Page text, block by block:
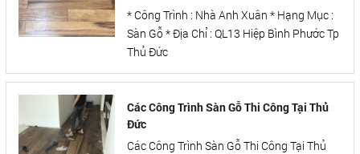
* Công Trình : Nhà Anh Xuân * Hạng Mục :
Sàn Gỗ * Địa Chỉ : QL13 Hiệp Bình Phước Tp
Thủ Đức
Các Công Trình Sàn Gỗ Thi Công Tại Thủ
Đức
Các Công Trình Sàn Gỗ Thi Công Tại Thủ